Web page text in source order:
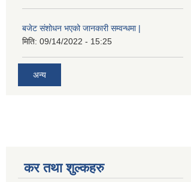
बजेट संशोधन भएको जानकारी सम्वन्धमा |
मिति: 09/14/2022 - 15:25
अन्य
कर तथा शुल्कहरु